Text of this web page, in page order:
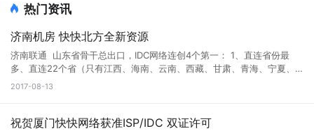
热门资讯
济南机房 快快北方全新资源
济南联通 山东省骨干总出口，IDC网络连创4个第一： 1、直连省份最
多、直连22个省（只有江西、海南、云南、西藏、甘肃、青海、宁夏、
新疆没有直连）。第二名是北京，直连20个省。 2、出省带宽最多，已经
联通核心资源已由快快网络山东分公司独家签约。 服务器机型：16核
2017-08-13
祝贺厦门快快网络获准ISP/IDC 双证许可